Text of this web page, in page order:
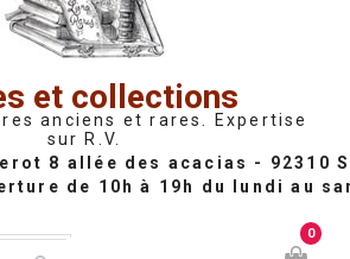
et collections
anciens et rares. Expertise
sur R.V.
0